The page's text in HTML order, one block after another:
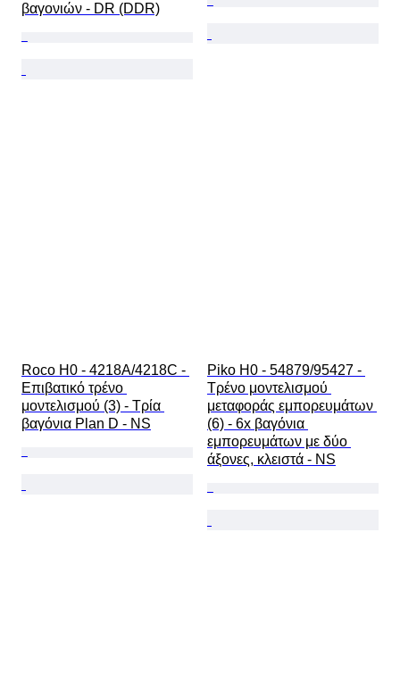
βαγονιών - DR (DDR)
Roco H0 - 4218A/4218C -
Επιβατικό τρένο
μοντελισμού (3) - Τρία
βαγόνια Plan D - NS
Piko H0 - 54879/95427 -
Τρένο μοντελισμού
μεταφοράς εμπορευμάτων
(6) - 6x βαγόνια
εμπορευμάτων με δύο
άξονες, κλειστά - NS